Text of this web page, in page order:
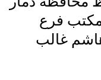
مكتب فرع
غالب